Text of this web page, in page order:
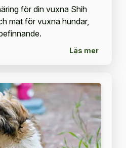
för din vuxna Shih
mat för vuxna hundar,
Läs mer